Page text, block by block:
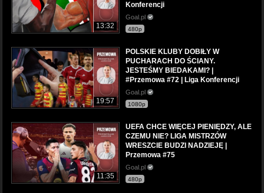
13:32
Konferencji
Goal.pl
480p
19:57
POLSKIE KLUBY DOBIŁY W
PUCHARACH DO ŚCIANY.
JESTEŚMY BIEDAKAMI? |
#Przemowa #72 | Liga Konferencji
Goal.pl
1080p
11:35
UEFA CHCE WIĘCEJ PIENIĘDZY, ALE
CZEMU NIE? LIGA MISTRZÓW
WRESZCIE BUDZI NADZIEJĘ |
Przemowa #75
Goal.pl
480p